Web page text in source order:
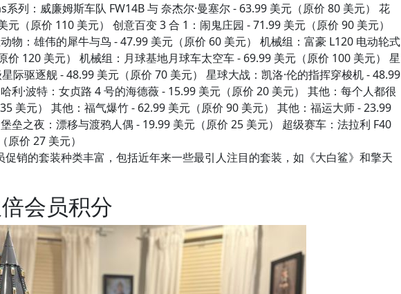
系列：威廉姆斯车队 FW14B 与 奈杰尔·曼塞尔 - 63.99 美元（原价 80 美元） 花
元（原价 110 美元） 创意百变 3 合 1：闹鬼庄园 - 71.99 美元（原价 90 美元）
物：雄伟的犀牛与鸟 - 47.99 美元（原价 60 美元） 机械组：富豪 L120 电动轮式
价 120 美元） 机械组：月球基地月球车太空车 - 69.99 美元（原价 100 美元） 星
际驱逐舰 - 48.99 美元（原价 70 美元） 星球大战：凯洛·伦的指挥穿梭机 - 48.99
利·波特：女贞路 4 号的海德薇 - 15.99 美元（原价 20 美元） 其他：每个人都很
美元） 其他：福气爆竹 - 62.99 美元（原价 90 美元） 其他：福运大师 - 23.99
垒之夜：漂移与渡鸦人偶 - 19.99 美元（原价 25 美元） 超级赛车：法拉利 F40
原价 27 美元）
销的套装种类丰富，包括近年来一些最引人注目的套装，如《大白鲨》和擎天
会员积分